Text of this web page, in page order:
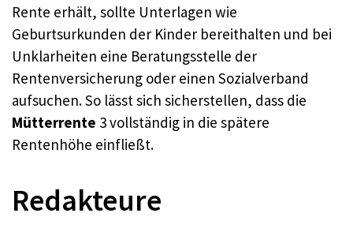
Rente erhält, sollte Unterlagen wie
Geburtsurkunden der Kinder bereithalten und bei
Unklarheiten eine Beratungsstelle der
Rentenversicherung oder einen Sozialverband
aufsuchen. So lässt sich sicherstellen, dass die
Mütterrente 3 vollständig in die spätere
Rentenhöhe einfließt.
Redakteure